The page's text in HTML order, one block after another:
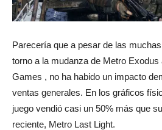
Parecería que a pesar de las
torno a la mudanza de Metro Exodus
Games , no ha habido un impacto
ventas generales. En los gráficos
juego vendió casi un 50% más que
reciente, Metro Last Light.